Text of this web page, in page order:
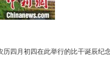
四月初四在此举行的比干诞辰纪